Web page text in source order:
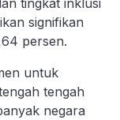
tingkat inklusi
signifikan
persen.
untuk
tengah
negara